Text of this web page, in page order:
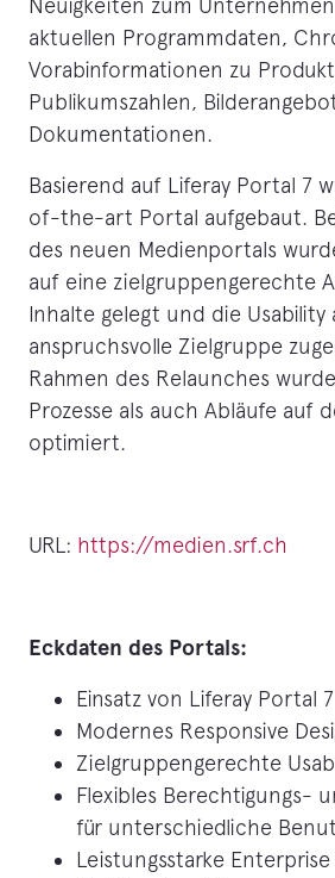
Neuigkeiten zum
aktuellen Programmdaten,
Vorabinformationen zu
Publikumszahlen,
Dokumentationen.
Basierend auf Liferay Portal 7
of-the-art Portal aufgebaut.
des neuen Medienportals
auf eine zielgruppengerechte
Inhalte gelegt und die Usability
anspruchsvolle Zielgruppe
Rahmen des Relaunches
Prozesse als auch Abläufe auf
optimiert.
URL: https://medien.srf.ch
Eckdaten des Portals:
Einsatz von Liferay Portal 7
Modernes Responsive
Zielgruppengerechte
Flexibles Berechtigungs-
für unterschiedliche
Leistungsstarke